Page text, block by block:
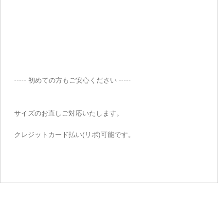
----- 初めての方もご安心ください -----
サイズのお直しご対応いたします。
クレジットカード払い(リボ)可能です。